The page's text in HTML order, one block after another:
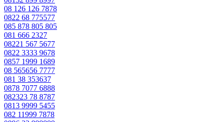
08 126 126 7878
0822 68 775577
085 878 805 805
081 666 2327
08221 567 5677
0822 3333 9678
0857 1999 1689
08 565656 7777
081 38 353637
0878 7077 6888
082323 78 8787
0813 9999 5455
082 11999 7878